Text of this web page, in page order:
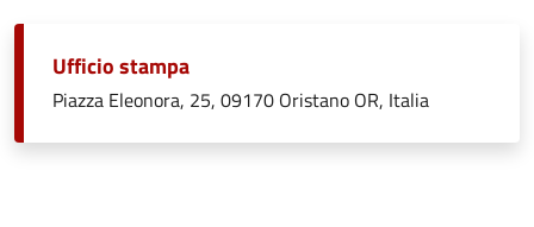
Ufficio stampa
Piazza Eleonora, 25, 09170 Oristano OR, Italia